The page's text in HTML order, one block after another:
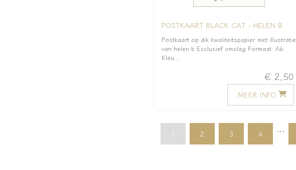
POSTKAART BLACK CAT - HELEN B
Postkaart op dik kwaliteitspapier met illustratie
van helen b Exclusief omslag Formaat: A6
Kleu...
€ 2,50
MEER INFO
1 2 3 4 ...